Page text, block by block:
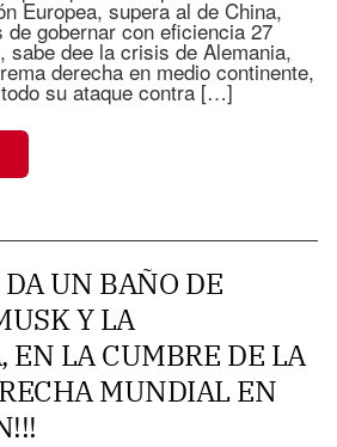
Europea, supera al de China,
gobernar con eficiencia 27
sabe dee la crisis de Alemania,
derecha en medio continente,
su ataque contra […]
DA UN BAÑO DE
Y LA
EN LA CUMBRE DE LA
MUNDIAL EN